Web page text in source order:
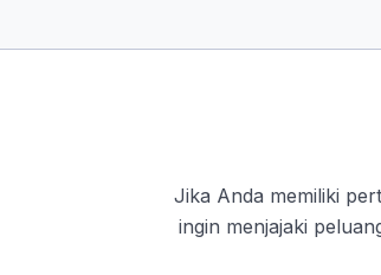
Jika Anda memiliki
ingin menjajaki